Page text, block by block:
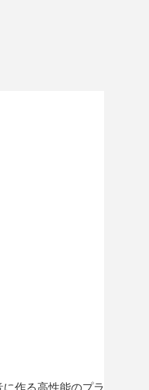
作る高性能のプラ